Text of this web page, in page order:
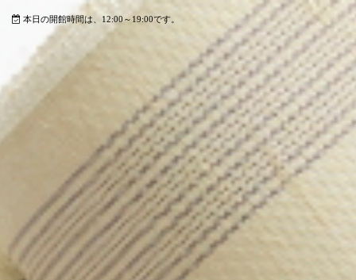
本日の開館時間は、12:00～19:00です。